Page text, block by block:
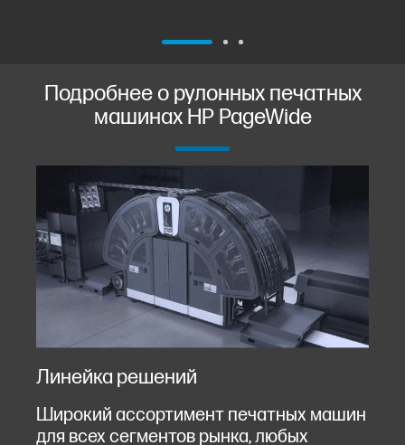
Подробнее о рулонных печатных
машинах HP PageWide
Линейка решений
Широкий ассортимент печатных машин
для всех сегментов рынка, любых